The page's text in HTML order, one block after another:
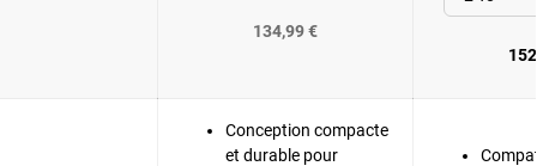
134,99 €
Conception compacte
et durable pour